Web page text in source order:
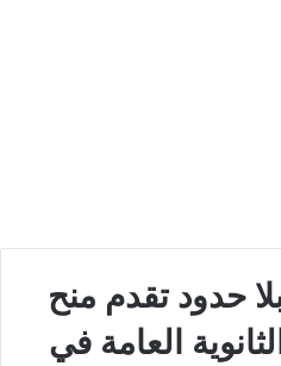
حدود تقدم منح
العامة في